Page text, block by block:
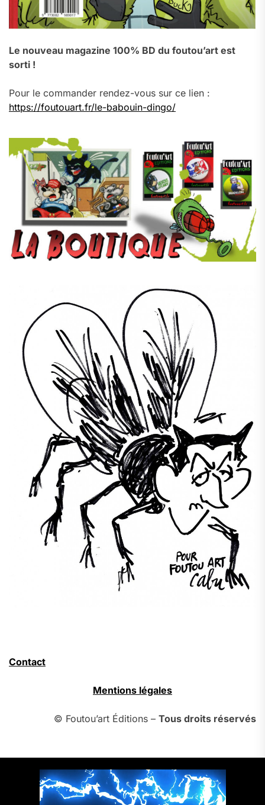
Le nouveau magazine 100% BD du foutou’art est
sorti !
Pour le commander rendez-vous sur ce lien :
https://foutouart.fr/le-babouin-dingo/
Contact
Mentions légales
© Foutou’art Éditions – Tous droits réservés